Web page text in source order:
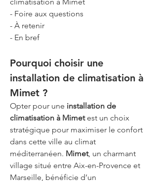
climatisation à Mimet
- Foire aux questions
- À retenir
- En bref
Pourquoi choisir une
installation de climatisation à
Mimet ?
Opter pour une installation de
climatisation à Mimet est un choix
stratégique pour maximiser le confort
dans cette ville au climat
méditerranéen. Mimet, un charmant
village situé entre Aix-en-Provence et
Marseille, bénéficie d’un